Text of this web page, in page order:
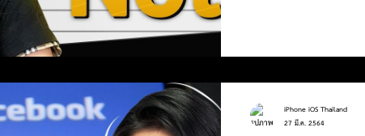
iPhone iOS Thailand
27 มี.ค. 2564